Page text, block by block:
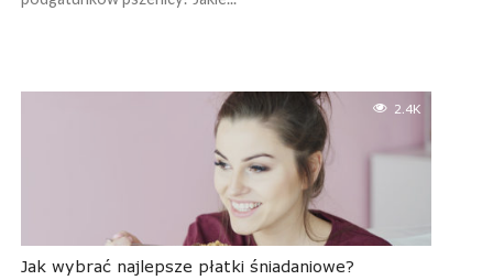
2.4K
Jak wybrać najlepsze płatki śniadaniowe?